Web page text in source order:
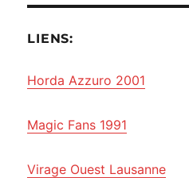
LIENS:
Horda Azzuro 2001
Magic Fans 1991
Virage Ouest Lausanne